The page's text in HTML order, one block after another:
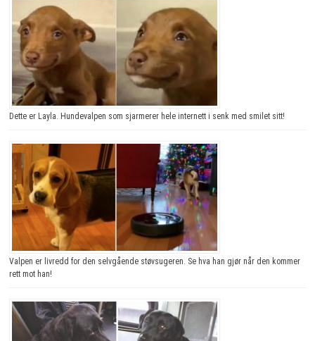
Dette er Layla. Hundevalpen som sjarmerer hele internett i senk med smilet sitt!
Valpen er livredd for den selvgående støvsugeren. Se hva han gjør når den kommer
rett mot han!